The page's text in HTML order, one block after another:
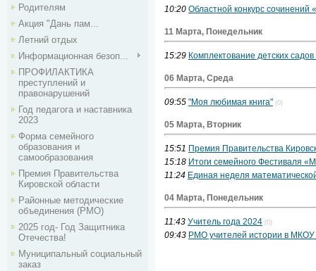
Родителям
Акция "Дань пам...
Летний отдых
Информационная безоп...
ПРОФИЛАКТИКА
преступлений и
правонарушений
Год педагога и наставника
2023
Форма семейного
образования и
самообразования
Премия Правительства
Кировской области
Районные методические
объединения (РМО)
2025 год- Год Защитника
Отечества!
Муниципальный социальный
заказ
10:20 Областной конкурс
11 Марта, Понедельник
15:29 Комплектование детских
06 Марта, Среда
09:55 "Моя любимая книга" (0)
05 Марта, Вторник
15:51 Премия Правительства
15:18 Итоги семейного Фестиваля
11:24 Единая неделя
04 Марта, Понедельник
11:43 Учитель года 2024 (0)
09:43 РМО учителей истории в